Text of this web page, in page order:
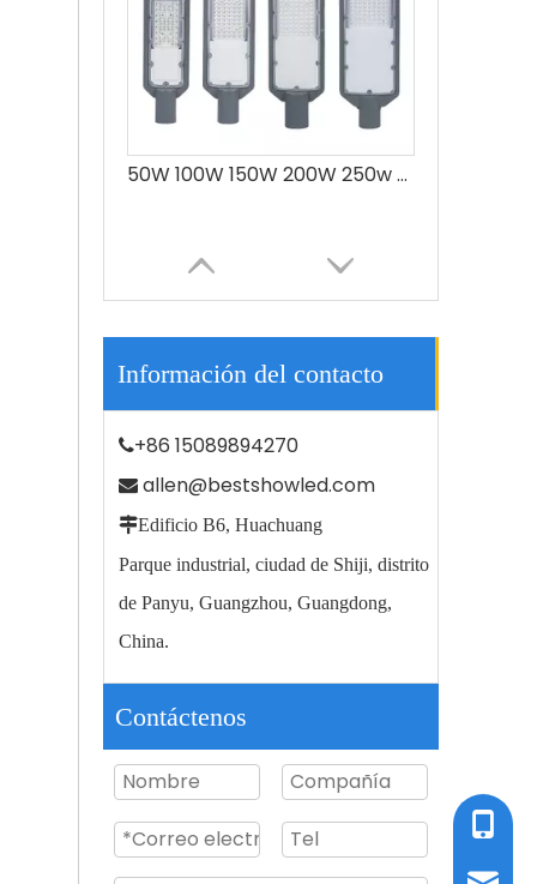
50W 100W 150W 200W 250w Fabricación Aluminio Led Precio de la lámpara de calle
Jardín de carretera al aire libre que enciende la luz de calle llevada 100w impermeable IP66
Información del contacto
+86 15089894270
 allen@bestshowled.com
Edificio B6, Huachuang
Parque industrial, ciudad de Shiji, distrito
de Panyu, Guangzhou, Guangdong,
China.
Contáctenos
TEL /